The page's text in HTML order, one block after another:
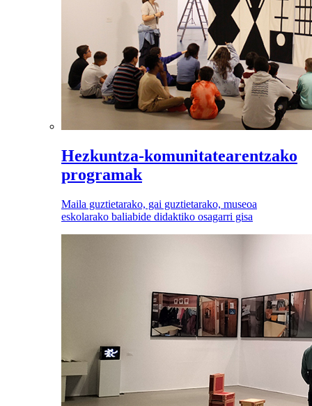
Hezkuntza-komunitatearentzako
programak
Maila guztietarako, gai guztietarako, museoa
eskolarako baliabide didaktiko osagarri gisa